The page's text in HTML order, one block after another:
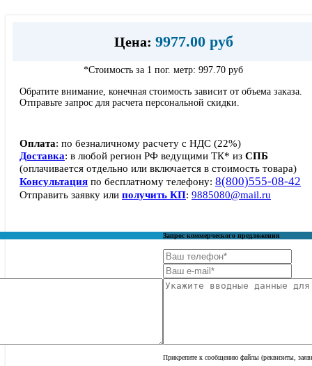
Цена: 9977.00 руб
*Стоимость за 1 пог. метр: 997.70 руб
Обратите внимание, конечная стоимость зависит от объема заказа.
Отправьте запрос для расчета персональной скидки.
Оплата: по безналичному расчету с НДС (22%)
Доставка: в любой регион РФ ведущими ТК* из СПБ
(оплачивается отдельно или включается в стоимость товара)
Консультация по бесплатному телефону: 8(800)555-08-42
Отправить заявку или получить КП: 9885080@mail.ru
Запрос коммерческого предложения
Прикрепите к сообщению файлы (реквизиты,